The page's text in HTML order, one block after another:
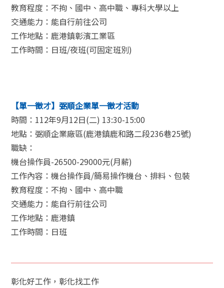
教育程度：不拘、國中、高中職、專科大學以上
交通能力：能自行前往公司
工作地點：鹿港鎮彰濱工業區
工作時間：日班/夜班(可固定班別)
【單一徵才】弼順企業單一徵才活動
時間：112年9月12日(二) 13:30-15:00
地點：弼順企業廠區(鹿港鎮鹿和路二段236巷25號)
職缺：
機台操作員-26500-29000元(月薪)
工作內容：機台操作員/簡易操作機台、排料、包裝
教育程度：不拘、國中、高中職
交通能力：能自行前往公司
工作地點：鹿港鎮
工作時間：日班
彰化好工作，彰化找工作